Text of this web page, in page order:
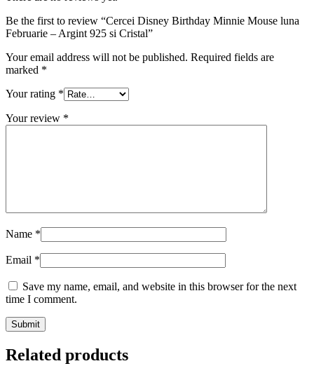
Be the first to review “Cercei Disney Birthday Minnie Mouse luna
Februarie – Argint 925 si Cristal”
Your email address will not be published. Required fields are
marked *
Your rating *
Your review *
Name *
Email *
Save my name, email, and website in this browser for the next
time I comment.
Related products